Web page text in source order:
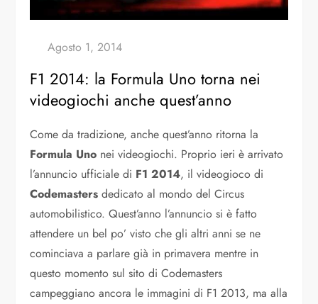
F1 2014: la Formula Uno torna nei
videogiochi anche quest’anno
Come da tradizione, anche quest’anno ritorna la
Formula Uno nei videogiochi. Proprio ieri è arrivato
l’annuncio ufficiale di F1 2014, il videogioco di
Codemasters dedicato al mondo del Circus
automobilistico. Quest’anno l’annuncio si è fatto
attendere un bel po’ visto che gli altri anni se ne
cominciava a parlare già in primavera mentre in
questo momento sul sito di Codemasters
campeggiano ancora le immagini di F1 2013, ma alla